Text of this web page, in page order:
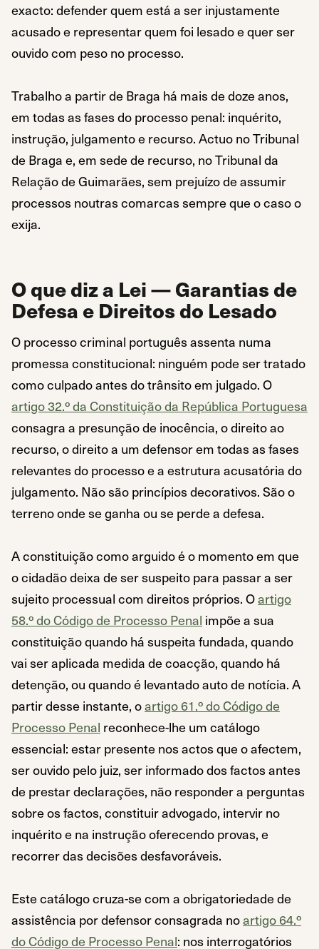
exacto: defender quem está a ser injustamente
acusado e representar quem foi lesado e quer ser
ouvido com peso no processo.
Trabalho a partir de Braga há mais de doze anos,
em todas as fases do processo penal: inquérito,
instrução, julgamento e recurso. Actuo no Tribunal
de Braga e, em sede de recurso, no Tribunal da
Relação de Guimarães, sem prejuízo de assumir
processos noutras comarcas sempre que o caso o
exija.
O que diz a Lei — Garantias de
Defesa e Direitos do Lesado
O processo criminal português assenta numa
promessa constitucional: ninguém pode ser tratado
como culpado antes do trânsito em julgado. O
artigo 32.º da Constituição da República Portuguesa
consagra a presunção de inocência, o direito ao
recurso, o direito a um defensor em todas as fases
relevantes do processo e a estrutura acusatória do
julgamento. Não são princípios decorativos. São o
terreno onde se ganha ou se perde a defesa.
A constituição como arguido é o momento em que
o cidadão deixa de ser suspeito para passar a ser
sujeito processual com direitos próprios. Oartigo
58.º do Código de Processo Penal impõe a sua
constituição quando há suspeita fundada, quando
vai ser aplicada medida de coacção, quando há
detenção, ou quando é levantado auto de notícia. A
partir desse instante, oartigo 61.º do Código de
Processo Penal reconhece-lhe um catálogo
essencial: estar presente nos actos que o afectem,
ser ouvido pelo juiz, ser informado dos factos antes
de prestar declarações, não responder a perguntas
sobre os factos, constituir advogado, intervir no
inquérito e na instrução oferecendo provas, e
recorrer das decisões desfavoráveis.
Este catálogo cruza-se com a obrigatoriedade de
assistência por defensor consagrada noartigo 64.º
do Código de Processo Penal: nos interrogatórios